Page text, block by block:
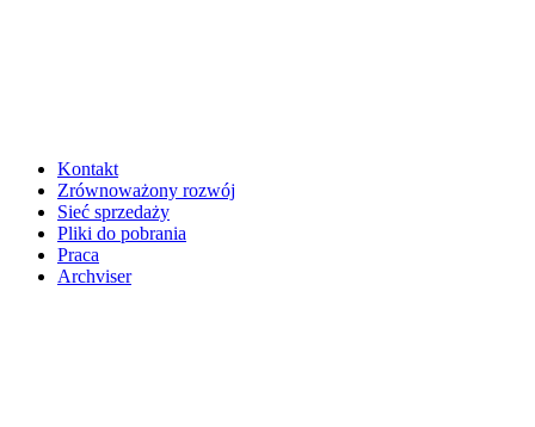
Kontakt
Zrównoważony rozwój
Sieć sprzedaży
Pliki do pobrania
Praca
Archviser